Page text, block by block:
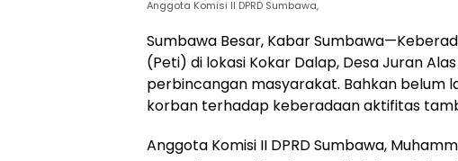
Anggota Komisi II DPRD Sumbawa,
Sumbawa Besar, Kabar
(Peti) di lokasi Kokar Dalap, Desa Juran
perbincangan masyarakat. Bahkan belum
korban terhadap keberadaan aktifitas
Anggota Komisi II DPRD Sumbawa,